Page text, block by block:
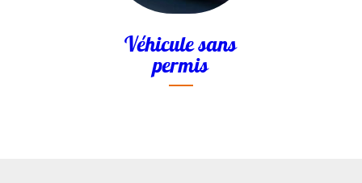
Véhicule sans
permis